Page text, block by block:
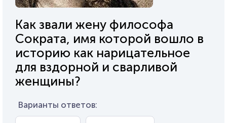
Как звали жену философа
Сократа, имя которой вошло в
историю как нарицательное
для вздорной и сварливой
женщины?
Варианты ответов: